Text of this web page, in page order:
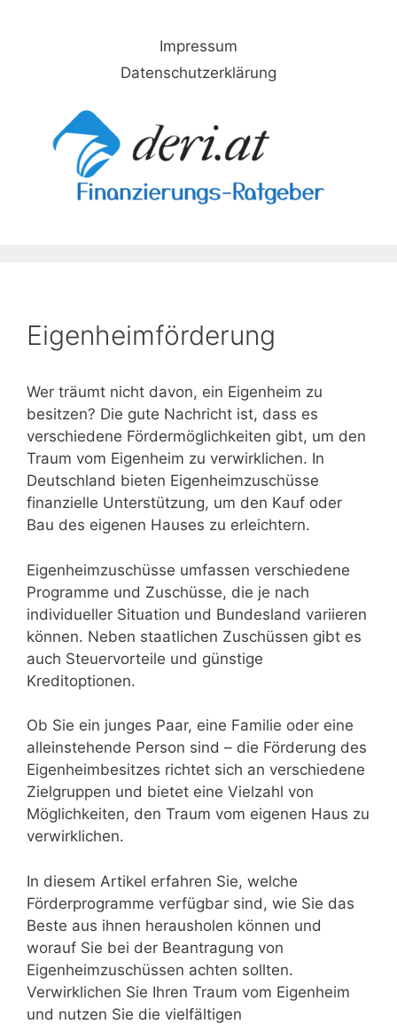
Impressum
Datenschutzerklärung
Eigenheimförderung
Wer träumt nicht davon, ein Eigenheim zu
besitzen? Die gute Nachricht ist, dass es
verschiedene Fördermöglichkeiten gibt, um den
Traum vom Eigenheim zu verwirklichen. In
Deutschland bieten Eigenheimzuschüsse
finanzielle Unterstützung, um den Kauf oder
Bau des eigenen Hauses zu erleichtern.
Eigenheimzuschüsse umfassen verschiedene
Programme und Zuschüsse, die je nach
individueller Situation und Bundesland variieren
können. Neben staatlichen Zuschüssen gibt es
auch Steuervorteile und günstige
Kreditoptionen.
Ob Sie ein junges Paar, eine Familie oder eine
alleinstehende Person sind – die Förderung des
Eigenheimbesitzes richtet sich an verschiedene
Zielgruppen und bietet eine Vielzahl von
Möglichkeiten, den Traum vom eigenen Haus zu
verwirklichen.
In diesem Artikel erfahren Sie, welche
Förderprogramme verfügbar sind, wie Sie das
Beste aus ihnen herausholen können und
worauf Sie bei der Beantragung von
Eigenheimzuschüssen achten sollten.
Verwirklichen Sie Ihren Traum vom Eigenheim
und nutzen Sie die vielfältigen